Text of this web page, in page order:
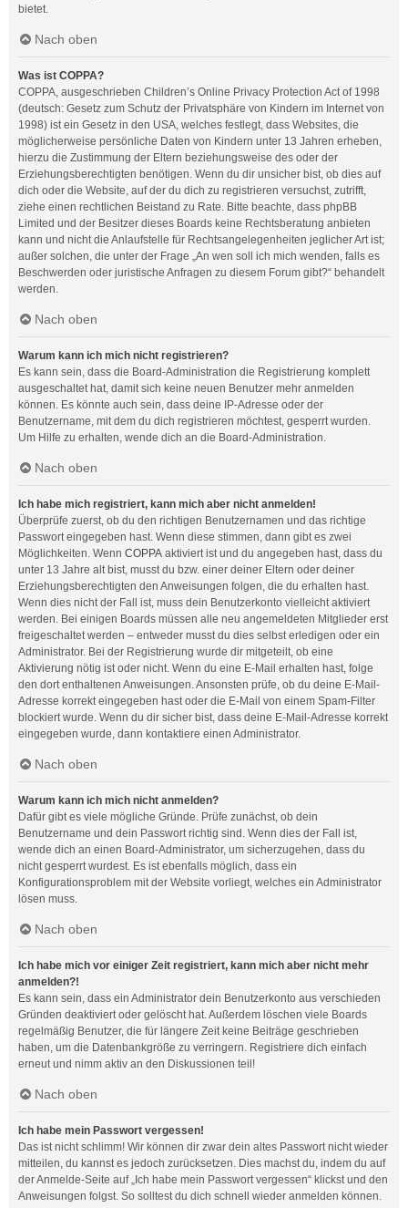
bietet.
Nach oben
Was ist COPPA?
COPPA, ausgeschrieben Children’s Online Privacy Protection Act of 1998
(deutsch: Gesetz zum Schutz der Privatsphäre von Kindern im Internet von
1998) ist ein Gesetz in den USA, welches festlegt, dass Websites, die
möglicherweise persönliche Daten von Kindern unter 13 Jahren erheben,
hierzu die Zustimmung der Eltern beziehungsweise des oder der
Erziehungsberechtigten benötigen. Wenn du dir unsicher bist, ob dies auf
dich oder die Website, auf der du dich zu registrieren versuchst, zutrifft,
ziehe einen rechtlichen Beistand zu Rate. Bitte beachte, dass phpBB
Limited und der Besitzer dieses Boards keine Rechtsberatung anbieten
kann und nicht die Anlaufstelle für Rechtsangelegenheiten jeglicher Art ist;
außer solchen, die unter der Frage „An wen soll ich mich wenden, falls es
Beschwerden oder juristische Anfragen zu diesem Forum gibt?“ behandelt
werden.
Nach oben
Warum kann ich mich nicht registrieren?
Es kann sein, dass die Board-Administration die Registrierung komplett
ausgeschaltet hat, damit sich keine neuen Benutzer mehr anmelden
können. Es könnte auch sein, dass deine IP-Adresse oder der
Benutzername, mit dem du dich registrieren möchtest, gesperrt wurden.
Um Hilfe zu erhalten, wende dich an die Board-Administration.
Nach oben
Ich habe mich registriert, kann mich aber nicht anmelden!
Überprüfe zuerst, ob du den richtigen Benutzernamen und das richtige
Passwort eingegeben hast. Wenn diese stimmen, dann gibt es zwei
Möglichkeiten. Wenn COPPA aktiviert ist und du angegeben hast, dass du
unter 13 Jahre alt bist, musst du bzw. einer deiner Eltern oder deiner
Erziehungsberechtigten den Anweisungen folgen, die du erhalten hast.
Wenn dies nicht der Fall ist, muss dein Benutzerkonto vielleicht aktiviert
werden. Bei einigen Boards müssen alle neu angemeldeten Mitglieder erst
freigeschaltet werden – entweder musst du dies selbst erledigen oder ein
Administrator. Bei der Registrierung wurde dir mitgeteilt, ob eine
Aktivierung nötig ist oder nicht. Wenn du eine E-Mail erhalten hast, folge
den dort enthaltenen Anweisungen. Ansonsten prüfe, ob du deine E-Mail-
Adresse korrekt eingegeben hast oder die E-Mail von einem Spam-Filter
blockiert wurde. Wenn du dir sicher bist, dass deine E-Mail-Adresse korrekt
eingegeben wurde, dann kontaktiere einen Administrator.
Nach oben
Warum kann ich mich nicht anmelden?
Dafür gibt es viele mögliche Gründe. Prüfe zunächst, ob dein
Benutzername und dein Passwort richtig sind. Wenn dies der Fall ist,
wende dich an einen Board-Administrator, um sicherzugehen, dass du
nicht gesperrt wurdest. Es ist ebenfalls möglich, dass ein
Konfigurationsproblem mit der Website vorliegt, welches ein Administrator
lösen muss.
Nach oben
Ich habe mich vor einiger Zeit registriert, kann mich aber nicht mehr
anmelden?!
Es kann sein, dass ein Administrator dein Benutzerkonto aus verschieden
Gründen deaktiviert oder gelöscht hat. Außerdem löschen viele Boards
regelmäßig Benutzer, die für längere Zeit keine Beiträge geschrieben
haben, um die Datenbankgröße zu verringern. Registriere dich einfach
erneut und nimm aktiv an den Diskussionen teil!
Nach oben
Ich habe mein Passwort vergessen!
Das ist nicht schlimm! Wir können dir zwar dein altes Passwort nicht wieder
mitteilen, du kannst es jedoch zurücksetzen. Dies machst du, indem du auf
der Anmelde-Seite auf „Ich habe mein Passwort vergessen“ klickst und den
Anweisungen folgst. So solltest du dich schnell wieder anmelden können.